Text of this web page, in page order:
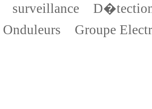
surveillance
Onduleurs
Groupe